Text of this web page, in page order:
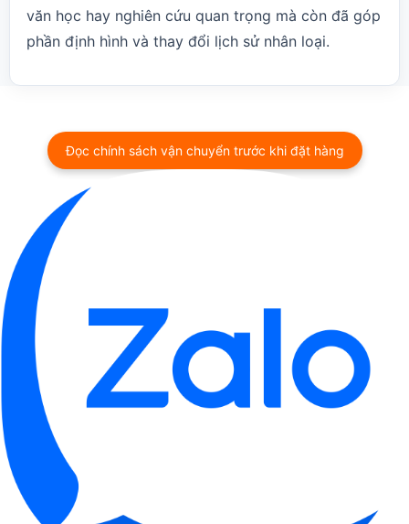
văn học hay nghiên cứu quan trọng mà còn đã góp
phần định hình và thay đổi lịch sử nhân loại.
Đọc chính sách vận chuyển trước khi đặt hàng